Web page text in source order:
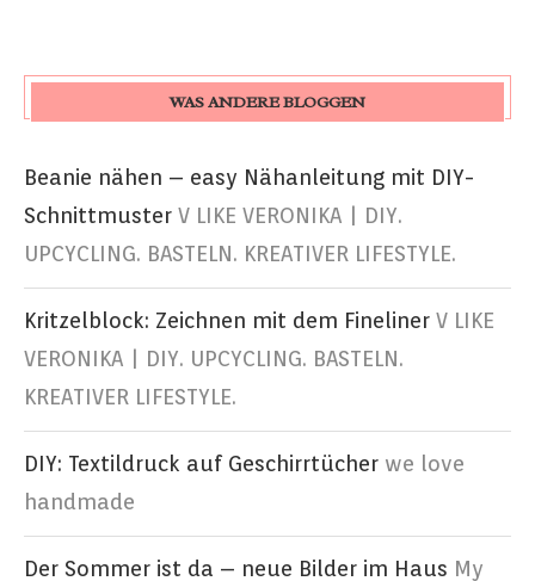
WAS ANDERE BLOGGEN
Beanie nähen – easy Nähanleitung mit DIY-
Schnittmuster V LIKE VERONIKA | DIY.
UPCYCLING. BASTELN. KREATIVER LIFESTYLE.
Kritzelblock: Zeichnen mit dem Fineliner V LIKE
VERONIKA | DIY. UPCYCLING. BASTELN.
KREATIVER LIFESTYLE.
DIY: Textildruck auf Geschirrtücher we love
handmade
Der Sommer ist da – neue Bilder im Haus My